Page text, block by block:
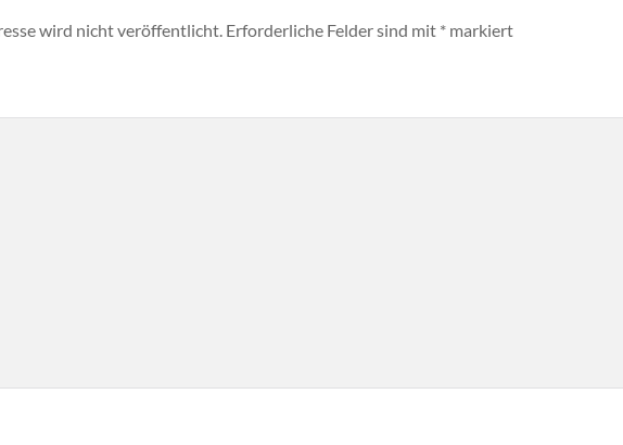
wird nicht veröffentlicht. Erforderliche Felder sind mit * markiert